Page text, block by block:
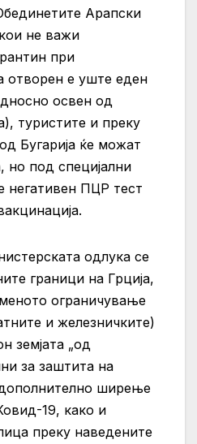
Арапски
не важи
при
отворен е уште еден
освен од
туристите и преку
Бугарија ќе можат
но под специјални
негативен ПЦР тест
одлука се
граници на Грција,
ограничување
и железничките)
земјата „од
за заштита на
дополнително ширење
19, како и
преку наведените